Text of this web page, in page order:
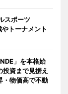
スポーツ
トーナメント
」を本格始
資まで見据え
・物価高で不動